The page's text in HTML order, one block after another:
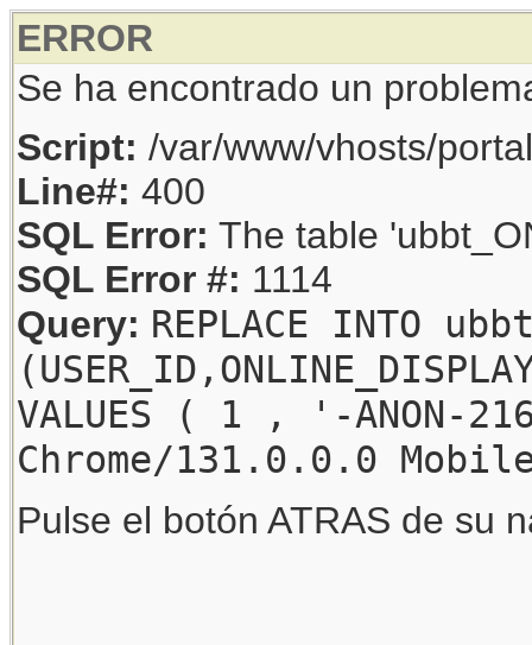
ERROR
Se ha encontrado un
Script: /var/www/vhosts/
Line#: 400
SQL Error: The table
SQL Error #: 1114
Query: REPLACE INTO
VALUES ( 1 , '-
Chrome/131.0.0.0
Pulse el botón ATRAS de su